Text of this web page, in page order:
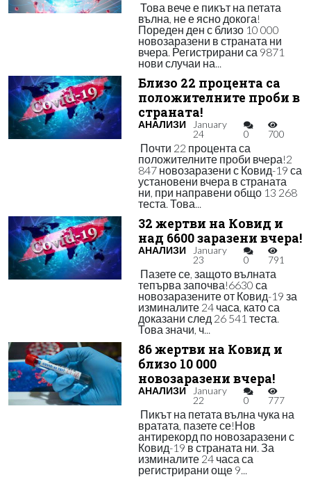
Това вече е пикът на петата
вълна, не е ясно докога!
Пореден ден с близо 10 000
новозаразени в страната ни
вчера. Регистрирани са 9871
нови случаи на...
Близо 22 процента са
положителните проби в
страната!
АНАЛИЗИ
January
24
0 700
Почти 22 процента са
положителните проби вчера!2
847 новозаразени с Ковид-19 са
установени вчера в страната
ни, при направени общо 13 268
теста. Това...
32 жертви на Ковид и
над 6600 заразени вчера!
АНАЛИЗИ
January
23
0 791
Пазете се, защото вълната
тепърва започва!6630 са
новозаразените от Ковид-19 за
изминалите 24 часа, като са
доказани след 26 541 теста.
Това значи, ч...
86 жертви на Ковид и
близо 10 000
новозаразени вчера!
АНАЛИЗИ
January
22
0 777
Пикът на петата вълна чука на
вратата, пазете се!Нов
антирекорд по новозаразени с
Ковид-19 в страната ни. За
изминалите 24 часа са
регистрирани още 9...